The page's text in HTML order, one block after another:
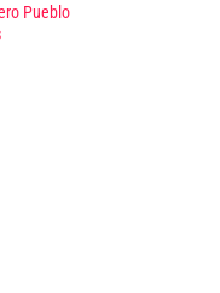
Pueblo